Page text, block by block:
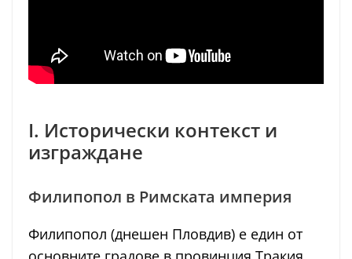
I. Исторически контекст и
изграждане
Филипопол в Римската империя
Филипопол (днешен Пловдив) е един от